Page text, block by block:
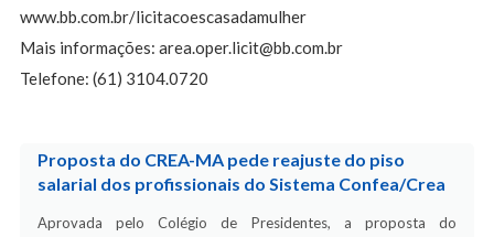
www.bb.com.br/licitacoescasadamulher
Mais informações: area.oper.licit@bb.com.br
Telefone: (61) 3104.0720
Proposta do CREA-MA pede reajuste do piso
salarial dos profissionais do Sistema Confea/Crea
Aprovada pelo Colégio de Presidentes, a proposta do